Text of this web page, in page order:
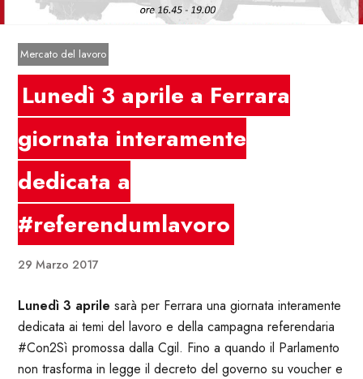
Mercato del lavoro
Lunedì 3 aprile a Ferrara
giornata interamente
dedicata a
#referendumlavoro
29 Marzo 2017
Lunedì 3 aprile sarà per Ferrara una giornata interamente
dedicata ai temi del lavoro e della campagna referendaria
#Con2Sì promossa dalla Cgil. Fino a quando il Parlamento
non trasforma in legge il decreto del governo su voucher e